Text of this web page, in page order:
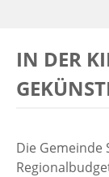
IN DER
Die Gemeinde